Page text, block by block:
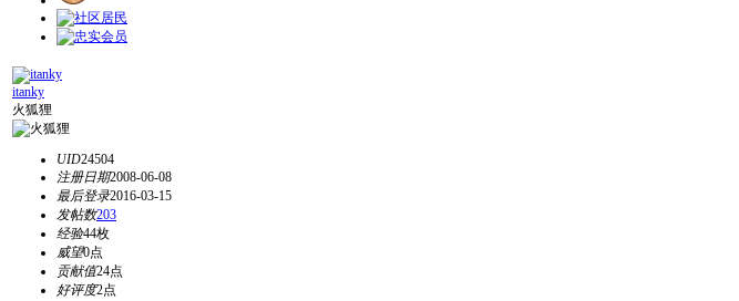
itanky
火狐狸
UID24504
注册日期2008-06-08
最后登录2016-03-15
发帖数203
经验44枚
威望0点
贡献值24点
好评度2点